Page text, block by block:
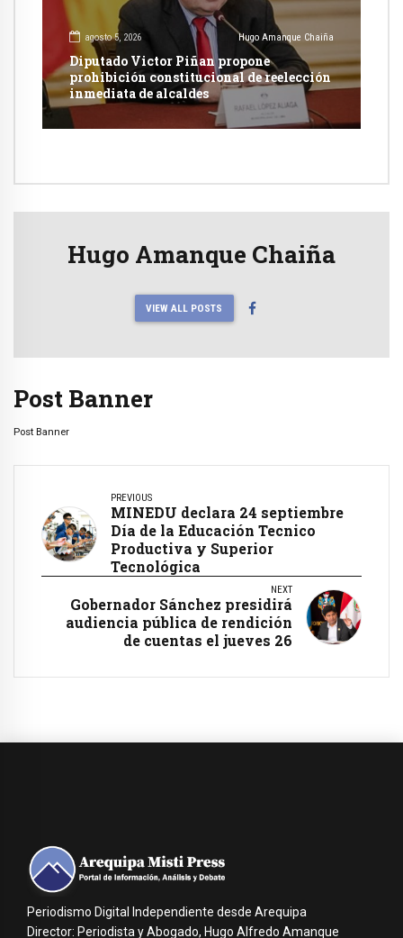
agosto 5, 2026 Hugo Amanque Chaiña
Diputado Victor Piñan propone
prohibición constitucional de reelección
inmediata de alcaldes
Hugo Amanque Chaiña
VIEW ALL POSTS
Post Banner
Post Banner
PREVIOUS
MINEDU declara 24 septiembre
Día de la Educación Tecnico
Productiva y Superior
Tecnológica
NEXT
Gobernador Sánchez presidirá
audiencia pública de rendición
de cuentas el jueves 26
Periodismo Digital Independiente desde Arequipa
Director: Periodista y Abogado, Hugo Alfredo Amanque